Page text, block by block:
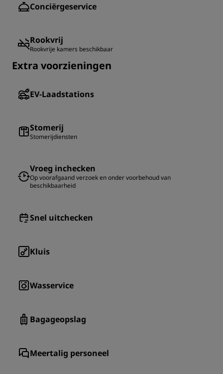
Conciërgeservice
Rookvrij
Rookvrije kamers beschikbaar
Extra voorzieningen
EV-Laadstations
Stomerij
Stomerijdiensten
Vroeg inchecken
Op voorafgaand verzoek en onder voorbehoud van
beschikbaarheid
Snel uitchecken
Kluis
Wasservice
Bagageopslag
Meertalig personeel